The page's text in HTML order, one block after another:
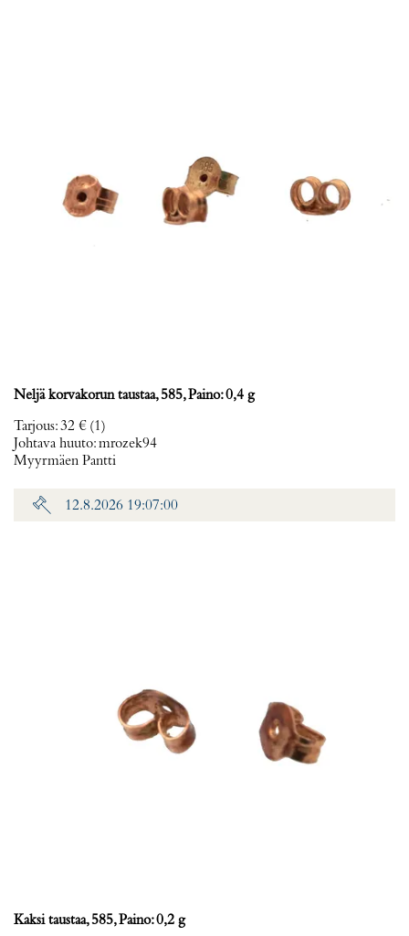
Neljä korvakorun taustaa, 585, Paino: 0,4 g
Tarjous:32 € (1)
Johtava huuto:mrozek94
Myyrmäen Pantti
12.8.2026 19:07:00
Kaksi taustaa, 585, Paino: 0,2 g